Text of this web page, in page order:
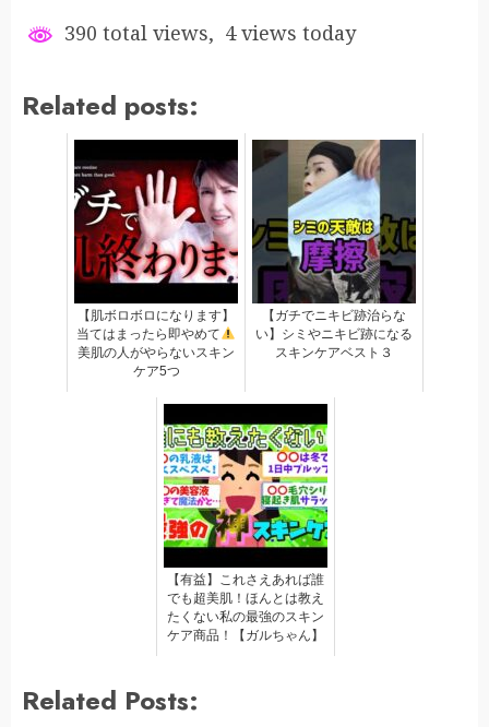
390 total views, 4 views today
Related posts:
【肌ボロボロになります】
当てはまったら即やめて
美肌の人がやらないスキン
ケア5つ
【ガチでニキビ跡治らな
い】シミやニキビ跡になる
スキンケアベスト３
【有益】これさえあれば誰
でも超美肌！ほんとは教え
たくない私の最強のスキン
ケア商品！【ガルちゃん】
Related Posts: